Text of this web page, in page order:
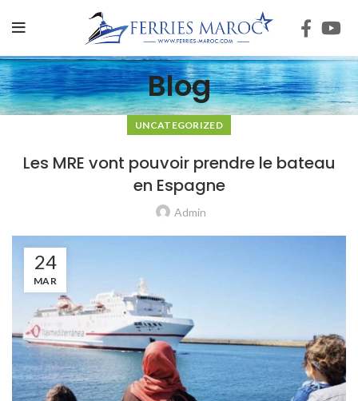
Blog
UNCATEGORIZED
Les MRE vont pouvoir prendre le bateau
en Espagne
Admin
24
MAR